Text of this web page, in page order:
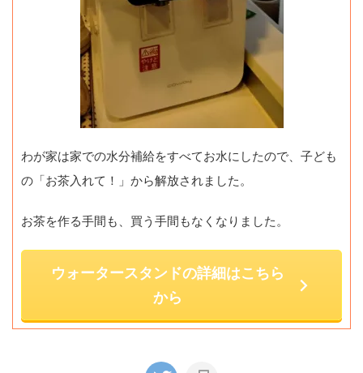
わが家は家での水分補給をすべてお水にしたので、子ども
の「お茶入れて！」から解放されました。
お茶を作る手間も、買う手間もなくなりました。
ウォータースタンドの詳細はこちら
から